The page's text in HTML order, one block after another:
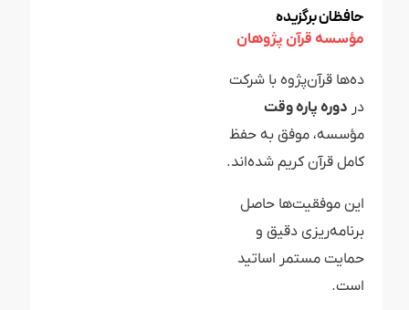
حافظان برگزیده
مؤسسه قرآن پژوهان
ده‌ها قرآن‌پژوه با شرکت
در دوره پاره وقت
مؤسسه، موفق به حفظ
کامل قرآن کریم شده‌اند.
این موفقیت‌ها حاصل
برنامه‌ریزی دقیق و
حمایت مستمر اساتید
است.